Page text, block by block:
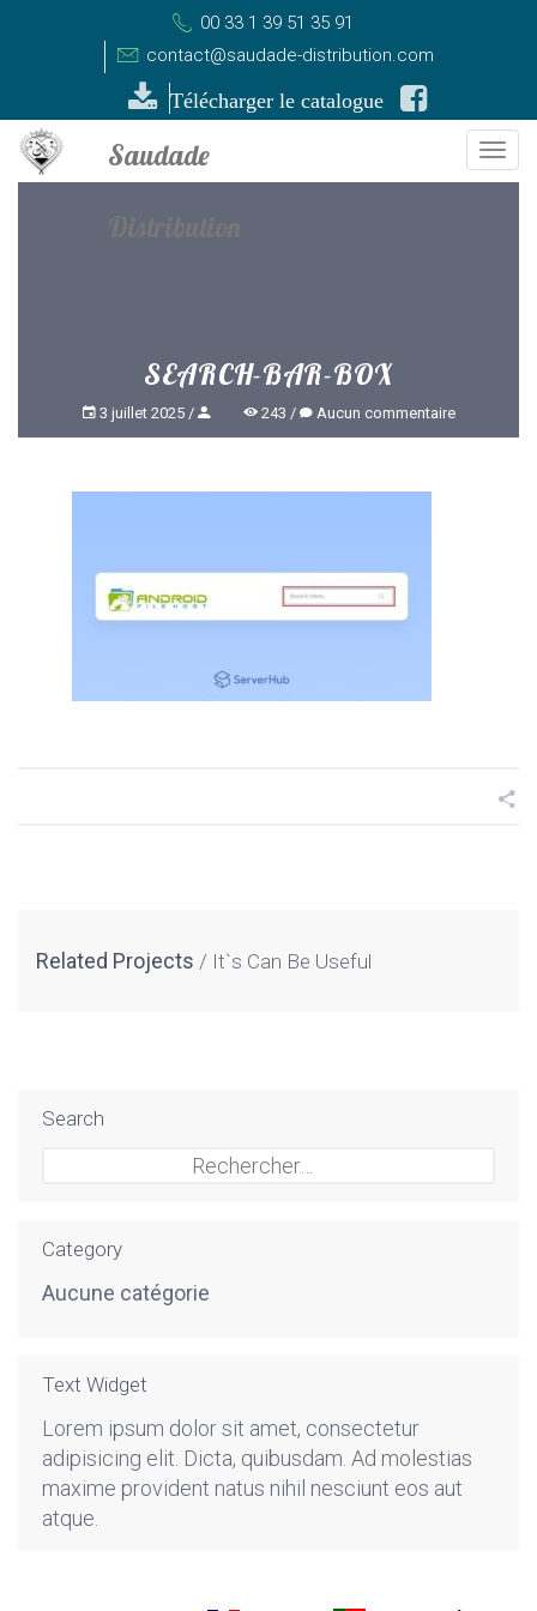
00 33 1 39 51 35 91
contact@saudade-distribution.com
Télécharger le catalogue
SEARCH-BAR-BOX
3 juillet 2025 243 Aucun commentaire
Related Projects It`s Can Be Useful
Search
Category
Aucune catégorie
Text Widget
Lorem ipsum dolor sit amet, consectetur
adipisicing elit. Dicta, quibusdam. Ad molestias
maxime provident natus nihil nesciunt eos aut
atque.